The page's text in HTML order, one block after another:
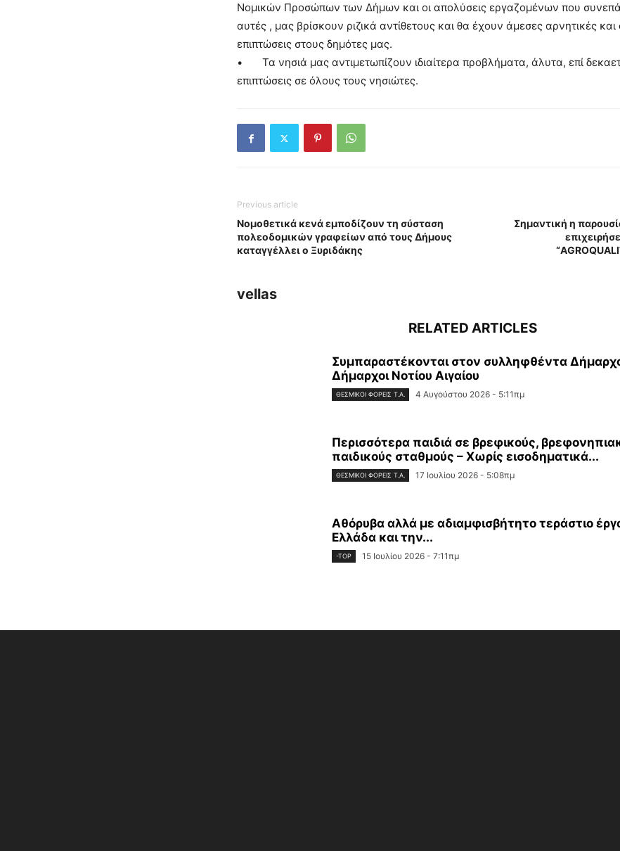
Νομικών Προσώπων των Δήμων και οι απολύσεις εργαζομένων που
αυτές , μας βρίσκουν ριζικά αντίθετους και θα έχουν άμεσες αρνητικές
επιπτώσεις στους δημότες μας.
• Τα νησιά μας αντιμετωπίζουν ιδιαίτερα προβλήματα, άλυτα, επί
επιπτώσεις σε όλους τους νησιώτες.
Previous article
Νομοθετικά κενά εμποδίζουν τη σύσταση
πολεοδομικών γραφείων από τους Δήμους
καταγγέλλει ο Ξυριδάκης
Σημαντική η
vellas
RELATED ARTICLES
Συμπαραστέκονται στον συλληφθέντα
Δήμαρχοι Νοτίου Αιγαίου
ΘΕΣΜΙΚΟΊ ΦΟΡΕΊΣ Τ.Α. 4 Αυγούστου 2026 - 5:11πμ
Περισσότερα παιδιά σε βρεφικούς,
παιδικούς σταθμούς – Χωρίς εισοδηματικά...
ΘΕΣΜΙΚΟΊ ΦΟΡΕΊΣ Τ.Α. 17 Ιουλίου 2026 - 5:08πμ
Αθόρυβα αλλά με αδιαμφισβήτητο τεράστιο
Ελλάδα και την...
-TOP 15 Ιουλίου 2026 - 7:11πμ